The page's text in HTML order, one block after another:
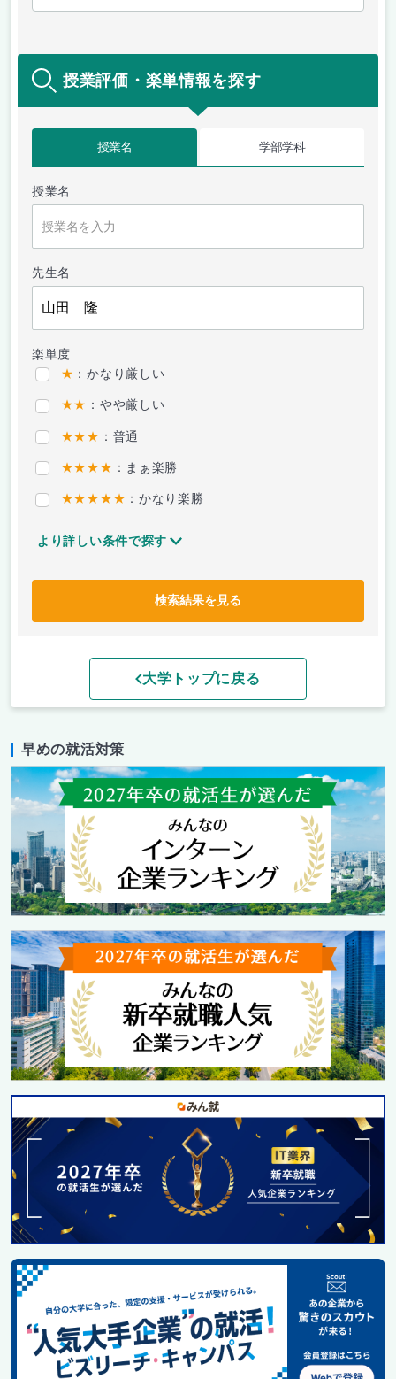
授業評価・楽単情報を探す
授業名 学部学科
授業名
先生名
楽単度
★ ：かなり厳しい
★★ ：やや厳しい
★★★ ：普通
★★★★ ：まぁ楽勝
★★★★★ ：かなり楽勝
より詳しい条件で探す
検索結果を見る
大学トップに戻る
早めの就活対策